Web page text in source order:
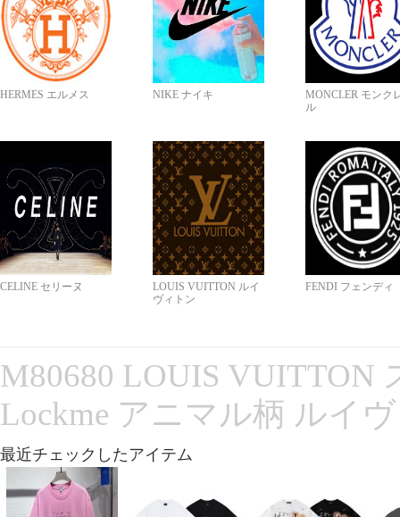
HERMES エルメス NIKE ナイキ
MONCLER モンク
ル
CELINE セリーヌ
LOUIS VUITTON ルイ
ヴィトン
FENDI フェンディ
M80680 LOUIS VUITTON
Lockme アニマル柄 ルイ
最近チェックしたアイテム